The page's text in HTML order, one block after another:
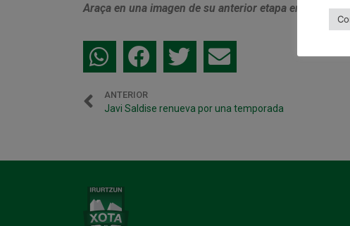
Araça en una imagen de su anterior etapa en Magna
ANTERIOR
Javi Saldise renueva por una temporada